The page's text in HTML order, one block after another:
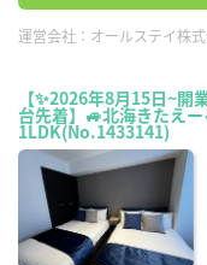
運営会社： オールステイ株
【✨2026年8月15日~
台先着】🚙北海きたえ
1LDK(No.1433141)